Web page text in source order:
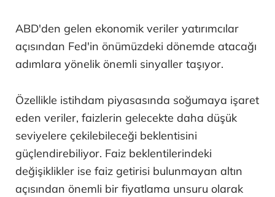
ABD'den gelen ekonomik veriler yatırımcılar
açısından Fed'in önümüzdeki dönemde atacağı
adımlara yönelik önemli sinyaller taşıyor.
Özellikle istihdam piyasasında soğumaya işaret
eden veriler, faizlerin gelecekte daha düşük
seviyelere çekilebileceği beklentisini
güçlendirebiliyor. Faiz beklentilerindeki
değişiklikler ise faiz getirisi bulunmayan altın
açısından önemli bir fiyatlama unsuru olarak